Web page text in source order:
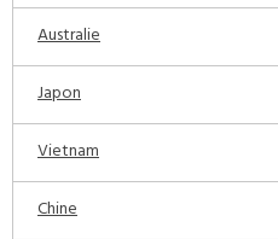
Australie
Japon
Vietnam
Chine